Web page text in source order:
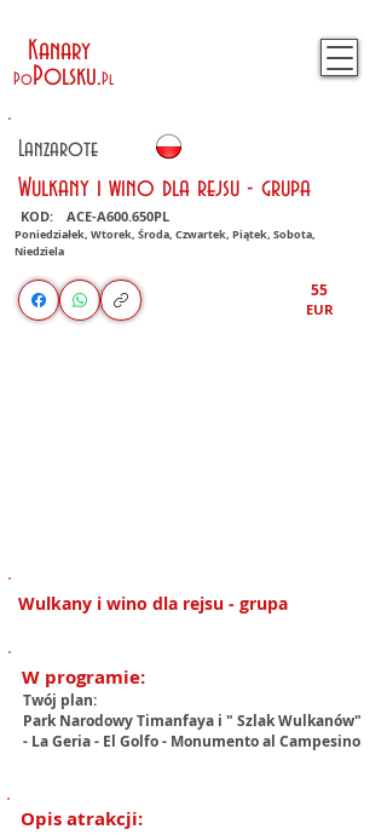
Kanary
PoPolsku.Pl
Lanzarote
Wulkany i wino dla rejsu - grupa
KOD: ACE-A600.650PL
Poniedziałek, Wtorek, Środa, Czwartek, Piątek, Sobota,
Niedziela
55
EUR
Wulkany i wino dla rejsu - grupa
W programie:
Twój plan:
Park Narodowy Timanfaya i " Szlak Wulkanów"
- La Geria - El Golfo - Monumento al Campesino
Opis atrakcji: